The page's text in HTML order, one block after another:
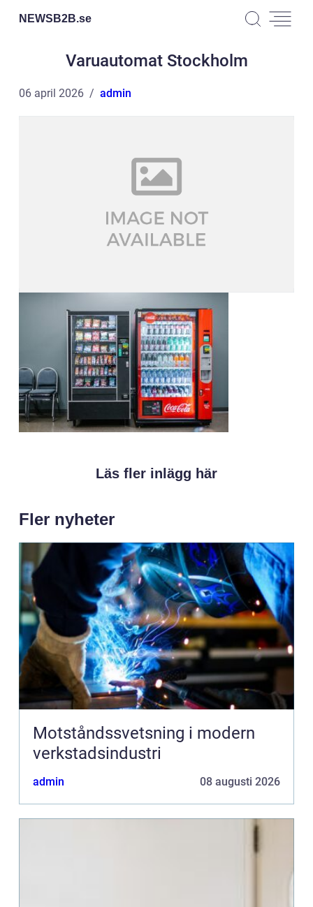
NEWSB2B.se
Varuautomat Stockholm
06 april 2026 admin
Läs fler inlägg här
Fler nyheter
Motståndssvetsning i modern
verkstadsindustri
admin 08 augusti 2026